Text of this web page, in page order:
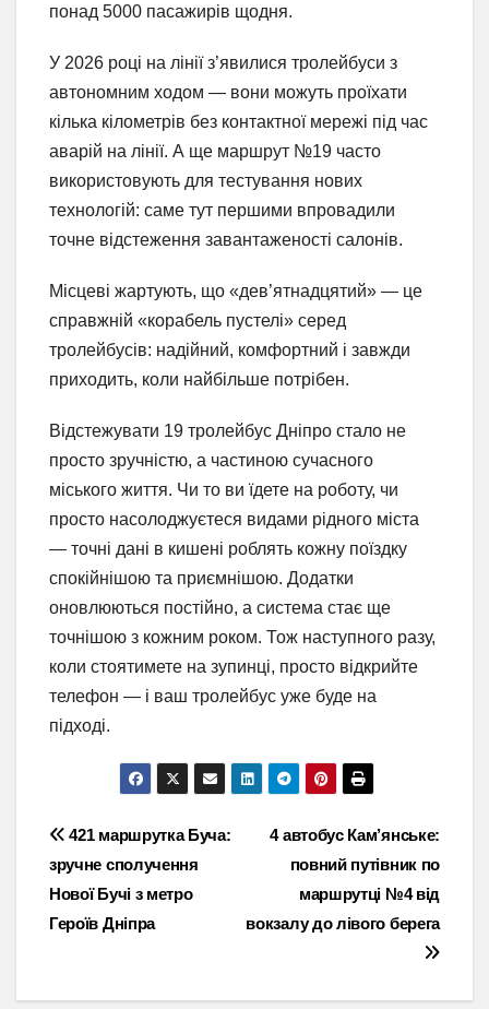
понад 5000 пасажирів щодня.
У 2026 році на лінії з’явилися тролейбуси з
автономним ходом — вони можуть проїхати
кілька кілометрів без контактної мережі під час
аварій на лінії. А ще маршрут №19 часто
використовують для тестування нових
технологій: саме тут першими впровадили
точне відстеження завантаженості салонів.
Місцеві жартують, що «дев’ятнадцятий» — це
справжній «корабель пустелі» серед
тролейбусів: надійний, комфортний і завжди
приходить, коли найбільше потрібен.
Відстежувати 19 тролейбус Дніпро стало не
просто зручністю, а частиною сучасного
міського життя. Чи то ви їдете на роботу, чи
просто насолоджуєтеся видами рідного міста
— точні дані в кишені роблять кожну поїздку
спокійнішою та приємнішою. Додатки
оновлюються постійно, а система стає ще
точнішою з кожним роком. Тож наступного разу,
коли стоятимете на зупинці, просто відкрийте
телефон — і ваш тролейбус уже буде на
підході.
Навігація
записів
4 автобус Кам’янське:
повний путівник по
маршрутці №4 від
вокзалу до лівого берега
421 маршрутка Буча:
зручне сполучення
Нової Бучі з метро
Героїв Дніпра